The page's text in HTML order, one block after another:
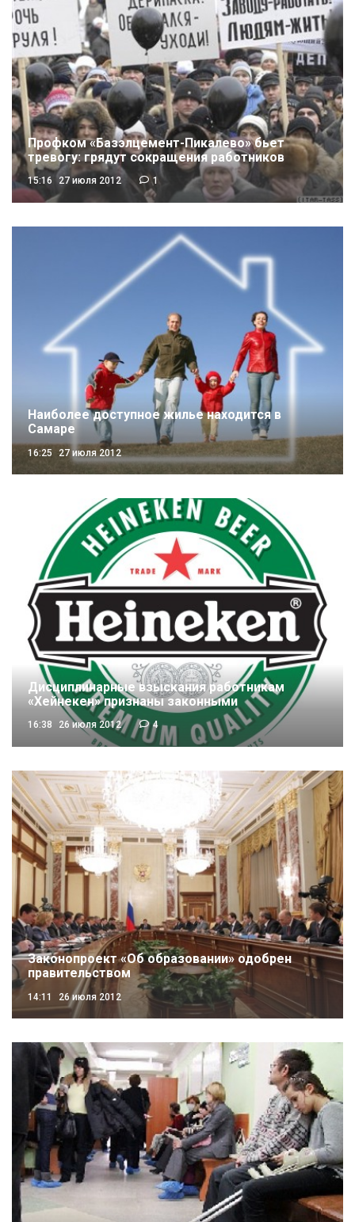
Профком «Базэлцемент-Пикалево» бьет
тревогу: грядут сокращения работников
15:16 27 июля 2012 1
Наиболее доступное жилье находится в
Самаре
16:25 27 июля 2012
Дисциплинарные взыскания работникам
«Хейнекен» признаны законными
16:38 26 июля 2012 4
Законопроект «Об образовании» одобрен
правительством
14:11 26 июля 2012